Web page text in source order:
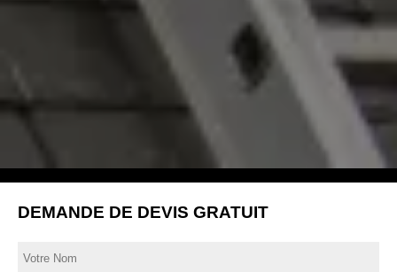
DEMANDE DE DEVIS GRATUIT